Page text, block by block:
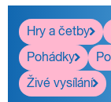
Hry a četby
Pohádky
Živé vysílání